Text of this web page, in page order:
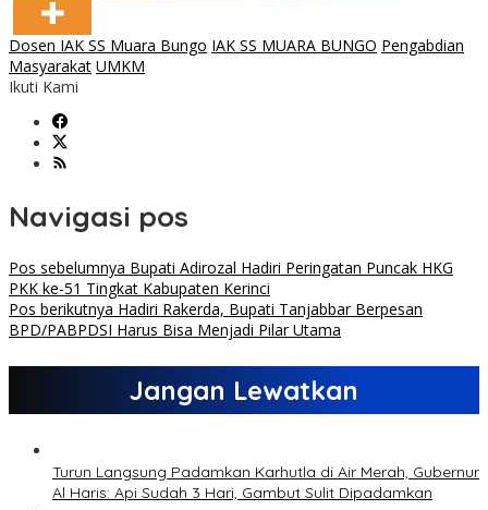
Dosen IAK SS Muara Bungo IAK SS MUARA BUNGO Pengabdian
Masyarakat UMKM
Ikuti Kami
Navigasi pos
Pos sebelumnya Bupati Adirozal Hadiri Peringatan Puncak HKG
PKK ke-51 Tingkat Kabupaten Kerinci
Pos berikutnya Hadiri Rakerda, Bupati Tanjabbar Berpesan
BPD/PABPDSI Harus Bisa Menjadi Pilar Utama
Jangan Lewatkan
Turun Langsung Padamkan Karhutla di Air Merah, Gubernur
Al Haris: Api Sudah 3 Hari, Gambut Sulit Dipadamkan